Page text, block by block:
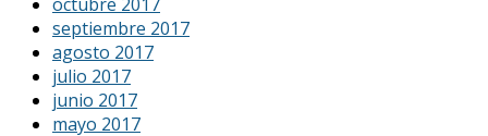
septiembre 2017
agosto 2017
julio 2017
junio 2017
mayo 2017